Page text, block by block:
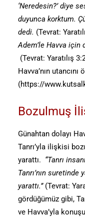
‘Neredesin?’ diye
duyunca korktum.
dedi. (Tevrat:
Adem’le Havva için
(Tevrat: Yaratılış
Havva’nın
(https://
Bozulmuş
Günahtan dolayı
Tanrı’yla ilişkisi
yarattı. “Tanrı
Tanrı’nın suretinde
yarattı.”(Tevrat:
gördüğümüz gibi,
ve Havva’yla